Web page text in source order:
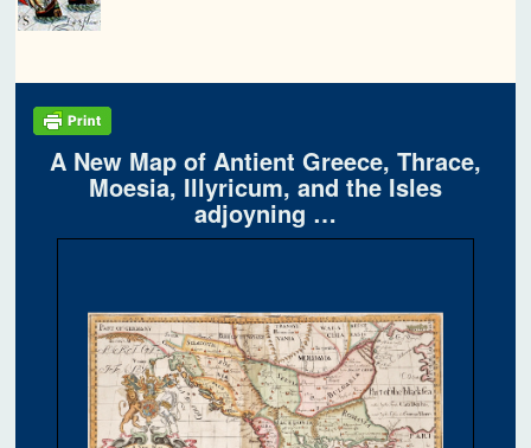
A New Map of Antient Greece, Thrace,
Moesia, Illyricum, and the Isles
adjoyning …